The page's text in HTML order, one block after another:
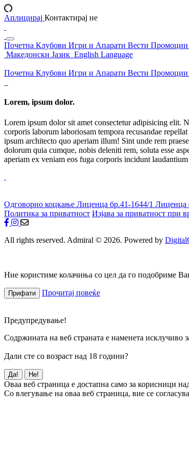
Аплицирај Контактирај не
Почетна Клубови Игри и Апарати Вести Промоции
Македонски Јазик English Language
Почетна Клубови Игри и Апарати Вести Промоции
Lorem, ipsum dolor.
Lorem ipsum dolor sit amet consectetur adipisicing elit.
corporis laborum laboriosam tempora recusandae
ipsum architecto quo aperiam illum! Sint unde rem
dolorum quia cumque, nobis deleniti rem, soluta esse
aperiam ex veniam eos fuga corporis incidunt
Одговорно коцкање Лиценца бр.41-1644/1 Лиценца
Политика за приватност Изјава за приватност при
All rights reserved. Admiral © 2026. Powered by
Ние користиме колачиња со цел да го подобриме
Прифати Прочитај повеќе
Предупредување!
Содржината на веб страната е наменета исклучиво
Дали сте со возраст над 18 години?
Да! Не!
Оваа веб страница е достапна само за корисници
Со влегување на оваа веб страница, вие се